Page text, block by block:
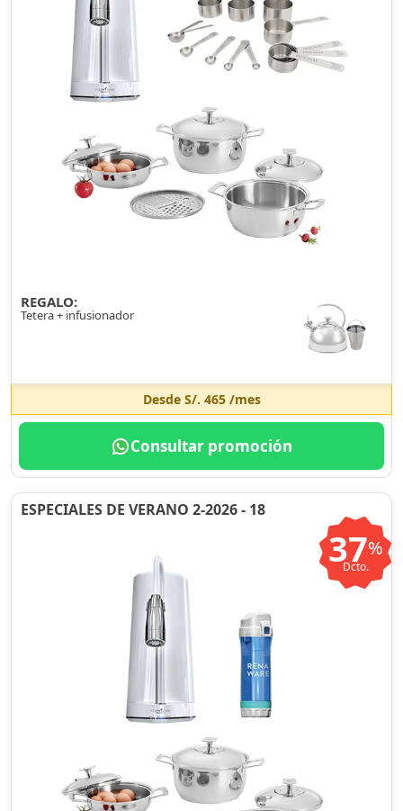
REGALO:
Tetera + infusionador
Desde S/. 465/mes
Consultar promoción
ESPECIALES DE VERANO 2-2026 - 18
37%
Dcto.